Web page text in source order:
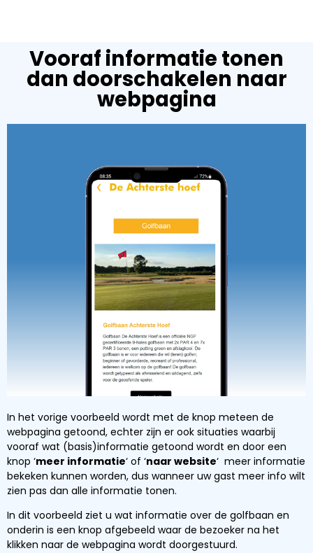
Vooraf informatie tonen
dan doorschakelen naar
webpagina
In het vorige voorbeeld wordt met de knop meteen de
webpagina getoond, echter zijn er ook situaties waarbij
vooraf wat (basis)informatie getoond wordt en door een
knop ‘meer informatie‘ of ‘naar website‘ meer informatie
bekeken kunnen worden, dus wanneer uw gast meer info wilt
zien pas dan alle informatie tonen.
In dit voorbeeld ziet u wat informatie over de golfbaan en
onderin is een knop afgebeeld waar de bezoeker na het
klikken naar de webpagina wordt doorgestuurd.